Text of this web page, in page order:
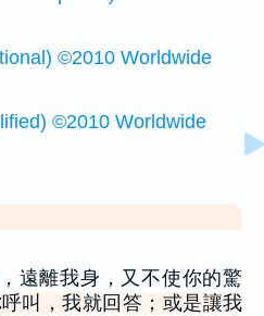
©2010 Worldwide
©2010 Worldwide
遠離我身，又不使你的驚
叫，我就回答；或是讓我